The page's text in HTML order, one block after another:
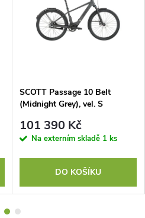
SCOTT Passage 10 Belt
(Midnight Grey), vel. S
101 390 Kč
Na externím skladě 1 ks
DO KOŠÍKU